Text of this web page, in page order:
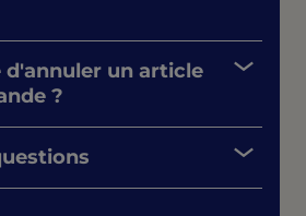
d'annuler un article
?